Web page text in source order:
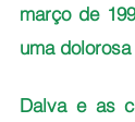
março de
uma
Dalva e as